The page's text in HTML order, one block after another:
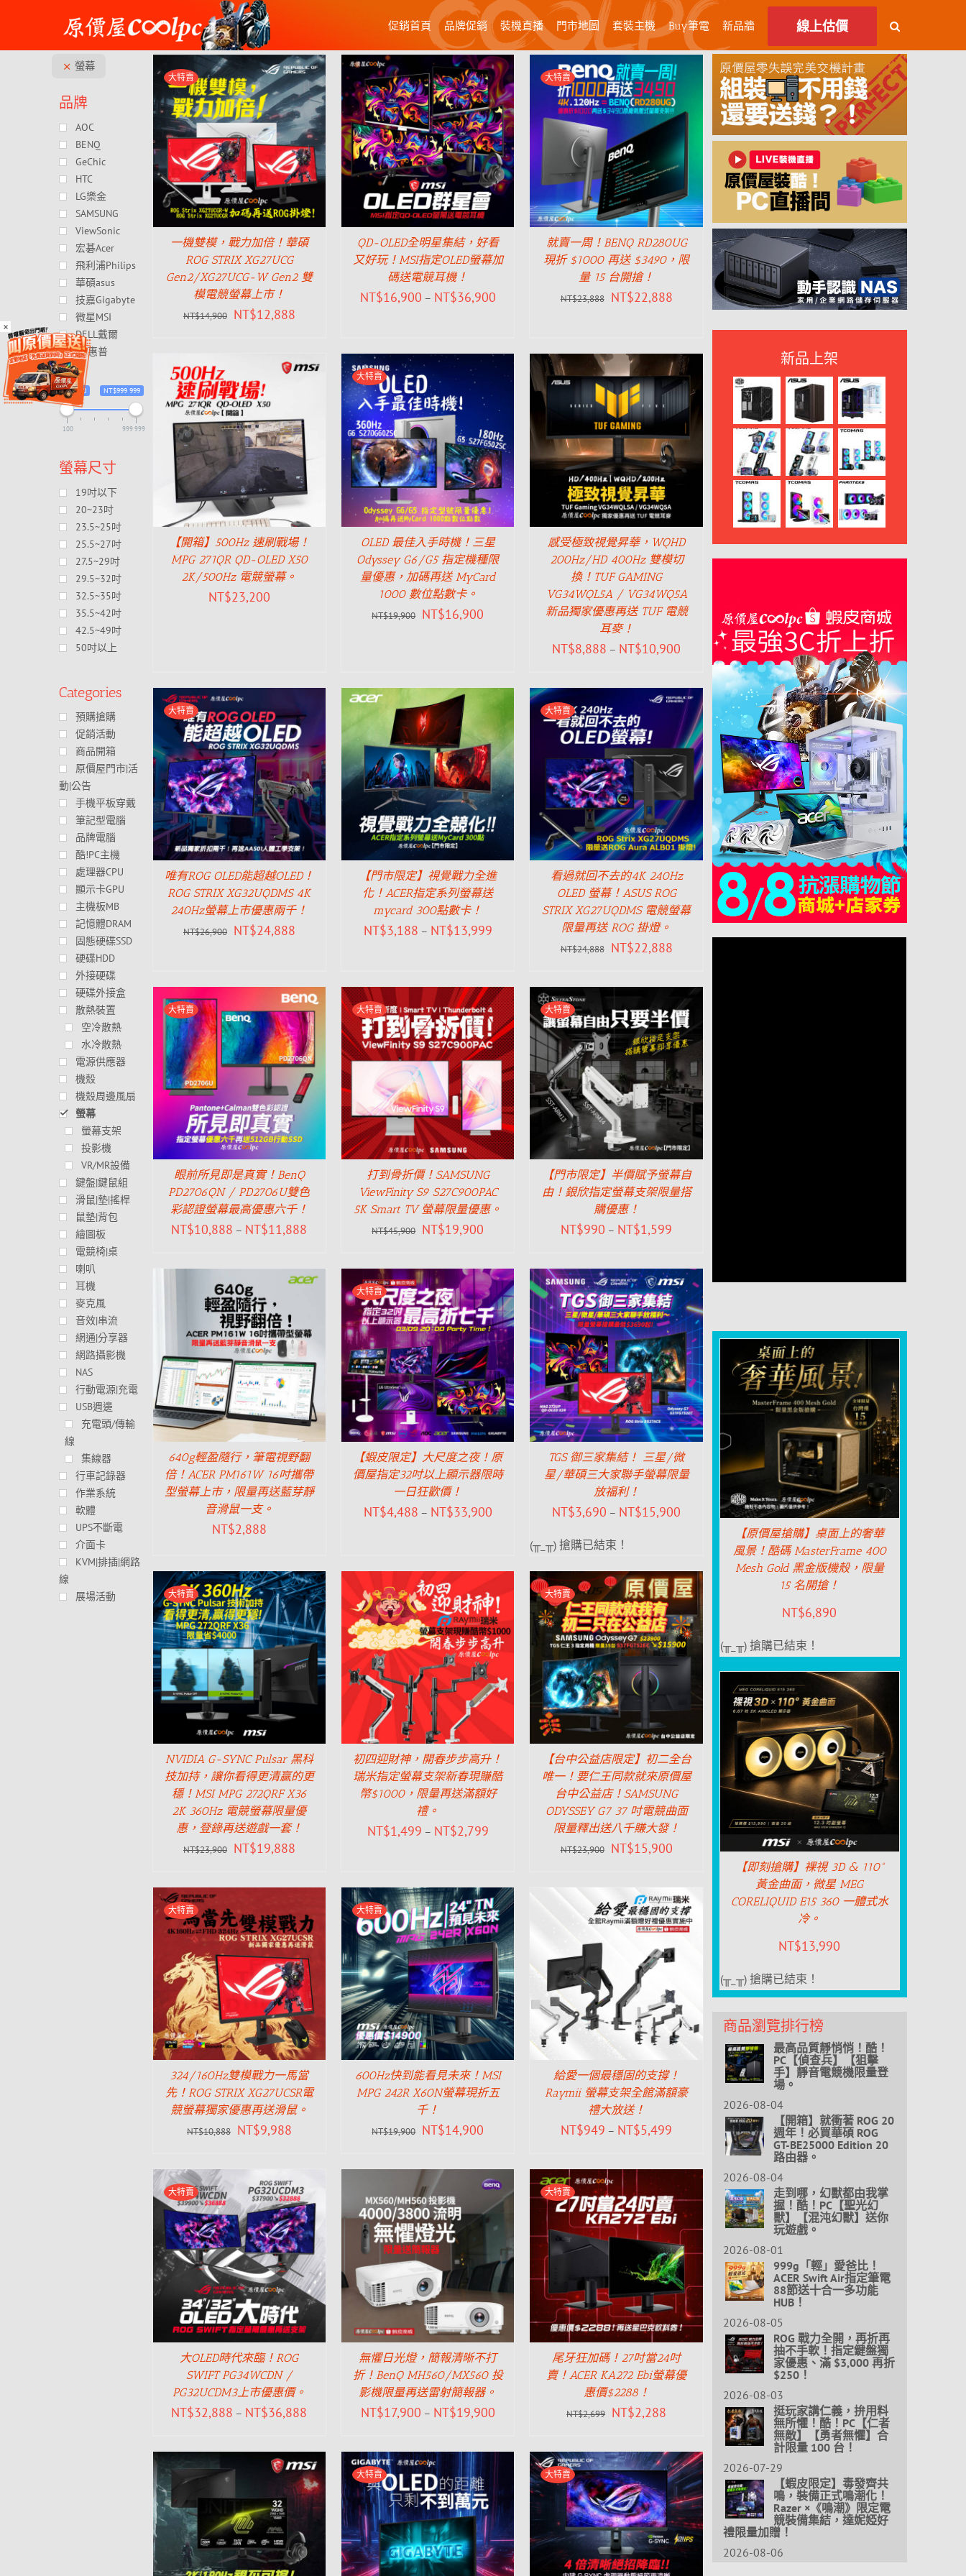
×
content
促銷首頁 品牌促銷 裝機直播 門市地圖 套裝主機 Buy筆電 新品牆 線上估價
大特賣
一機雙模，戰力加倍！華碩
ROG STRIX XG27UCG
Gen2/XG27UCG-W Gen2 雙
模電競螢幕上市！
NT$14,900 NT$12,888
QD-OLED全明星集結，好看
又好玩！MSI指定OLED螢幕加
碼送電競耳機！
NT$16,900 – NT$36,900
大特賣
就賣一周！BENQ RD280UG
現折 $1000 再送 $3490，限
量 15 台開搶！
NT$23,888 NT$22,888
【開箱】500Hz 速刷戰場！
MPG 271QR QD-OLED X50
2K/500Hz 電競螢幕。
NT$23,200
大特賣
OLED 最佳入手時機！三星
Odyssey G6/G5 指定機種限
量優惠，加碼再送 MyCard
1000 數位點數卡。
NT$19,900 NT$16,900
感受極致視覺昇華，WQHD
200Hz/HD 400Hz 雙模切
換！TUF GAMING
VG34WQL5A / VG34WQ5A
新品獨家優惠再送 TUF 電競
耳麥！
NT$8,888 – NT$10,900
大特賣
唯有ROG OLED能超越OLED！
ROG STRIX XG32UQDMS 4K
240Hz螢幕上市優惠兩千！
NT$26,900 NT$24,888
【門市限定】視覺戰力全進
化！ACER指定系列螢幕送
mycard 300點數卡！
NT$3,188 – NT$13,999
大特賣
看過就回不去的4K 240Hz
OLED 螢幕！ASUS ROG
STRIX XG27UQDMS 電競螢幕
限量再送 ROG 掛燈。
NT$24,888 NT$22,888
大特賣
眼前所見即是真實！BenQ
PD2706QN / PD2706U雙色
彩認證螢幕最高優惠六千！
NT$10,888 – NT$11,888
大特賣
打到骨折價！SAMSUNG
ViewFinity S9 S27C900PAC
5K Smart TV 螢幕限量優惠。
NT$45,900 NT$19,900
大特賣
【門市限定】半價賦予螢幕自
由！銀欣指定螢幕支架限量搭
購優惠！
NT$990 – NT$1,599
640g輕盈隨行，筆電視野翻
倍！ACER PM161W 16吋攜帶
型螢幕上市，限量再送藍芽靜
音滑鼠一支。
NT$2,888
大特賣
【蝦皮限定】大尺度之夜！原
價屋指定32吋以上顯示器限時
一日狂歡價！
NT$4,488 – NT$33,900
TGS 御三家集結！ 三星/微
星/華碩三大家聯手螢幕限量
放福利！
NT$3,690 – NT$15,900
(╥_╥) 搶購已結束！
大特賣
NVIDIA G-SYNC Pulsar 黑科
技加持，讓你看得更清贏的更
穩！MSI MPG 272QRF X36
2K 360Hz 電競螢幕限量優
惠，登錄再送遊戲一套！
NT$23,900 NT$19,888
初四迎財神，開春步步高升！
瑞米指定螢幕支架新春現賺酷
幣$1000，限量再送滿額好
禮。
NT$1,499 – NT$2,799
大特賣
【台中公益店限定】初二全台
唯一！要仁王同款就來原價屋
台中公益店！SAMSUNG
ODYSSEY G7 37 吋電競曲面
限量釋出送八千賺大發！
NT$23,900 NT$15,900
大特賣
324/160Hz雙模戰力一馬當
先！ROG STRIX XG27UCSR電
競螢幕獨家優惠再送滑鼠。
NT$10,888 NT$9,988
大特賣
600Hz快到能看見未來！MSI
MPG 242R X60N螢幕現折五
千！
NT$19,900 NT$14,900
給愛一個最穩固的支撐！
Raymii 螢幕支架全館滿額豪
禮大放送！
NT$949 – NT$5,499
大特賣
大OLED時代來臨！ROG
SWIFT PG34WCDN /
PG32UCDM3上市優惠價。
NT$32,888 – NT$36,888
無懼日光燈，簡報清晰不打
折！BenQ MH560/MX560 投
影機限量再送雷射簡報器。
NT$17,900 – NT$19,900
大特賣
尾牙狂加碼！27吋當24吋
賣！ACER KA272 Ebi螢幕優
惠價$2288！
NT$2,699 NT$2,288
大特賣 大特賣
螢幕
品牌
AOC
BENQ
GeChic
HTC
LG樂金
SAMSUNG
ViewSonic
宏碁Acer
飛利浦Philips
華碩asus
技嘉Gigabyte
微星MSI
DELL戴爾
HP惠普
NT$100 NT$999 999
100 999 999
螢幕尺寸
19吋以下
20~23吋
23.5~25吋
25.5~27吋
27.5~29吋
29.5~32吋
32.5~35吋
35.5~42吋
42.5~49吋
50吋以上
Categories
預購搶購
促銷活動
商品開箱
原價屋門市|活
動|公告
手機平板穿戴
筆記型電腦
品牌電腦
酷!PC主機
處理器CPU
顯示卡GPU
主機板MB
記憶體DRAM
固態硬碟SSD
硬碟HDD
外接硬碟
硬碟外接盒
散熱裝置
空冷散熱
水冷散熱
電源供應器
機殼
機殼周邊風扇
螢幕
螢幕支架
投影機
VR/MR設備
鍵盤|鍵鼠組
滑鼠|墊|搖桿
鼠墊|背包
繪圖板
電競椅|桌
喇叭
耳機
麥克風
音效|串流
網通|分享器
網路攝影機
NAS
行動電源|充電
USB週邊
充電頭/傳輸
線
集線器
行車記錄器
作業系統
軟體
UPS不斷電
介面卡
KVM|排插|網路
線
展場活動
新品上架
【原價屋搶購】桌面上的奢華
風景！酷碼 MasterFrame 400
Mesh Gold 黑金版機殼，限量
15 名開搶！
NT$6,890
(╥_╥) 搶購已結束！
【即刻搶購】裸視 3D & 110°
黃金曲面，微星 MEG
CORELIQUID E15 360 一體式水
冷。
NT$13,990
(╥_╥) 搶購已結束！
商品瀏覽排行榜
最高品質靜悄悄！酷！
PC【偵查兵】【狙擊
手】靜音電競機限量登
場。
2026-08-04
【開箱】就衝著 ROG 20
週年！必買華碩 ROG
GT-BE25000 Edition 20
路由器。
2026-08-04
走到哪，幻獸都由我掌
握！酷！PC【聖光幻
獸】【混沌幻獸】送你
玩遊戲。
2026-08-01
999g「輕」愛爸比！
ACER Swift Air指定筆電
88節送十合一多功能
HUB！
2026-08-05
ROG 戰力全開，再折再
抽不手軟！指定鍵盤獨
家優惠、滿 $3,000 再折
$250！
2026-08-03
挺玩家講仁義，拚用料
無所懼！酷！PC【仁者
無敵】【勇者無懼】合
計限量 100 台！
2026-07-29
【蝦皮限定】毒發齊共
鳴，裝備正式鳴潮化！
Razer ×《鳴潮》限定電
競裝備集結，達妮婭好
禮限量加贈！
2026-08-06